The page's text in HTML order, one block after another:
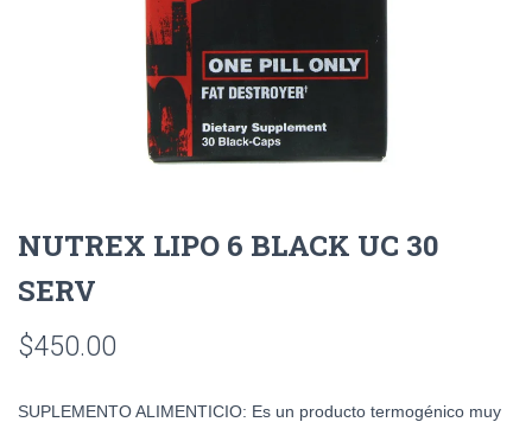
NUTREX LIPO 6 BLACK UC 30
SERV
$450.00
SUPLEMENTO ALIMENTICIO: Es un producto termogénico muy